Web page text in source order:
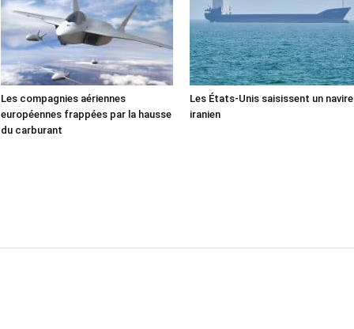
Les compagnies aériennes
européennes frappées par la hausse
du carburant
Les États-Unis saisissent un navire
iranien